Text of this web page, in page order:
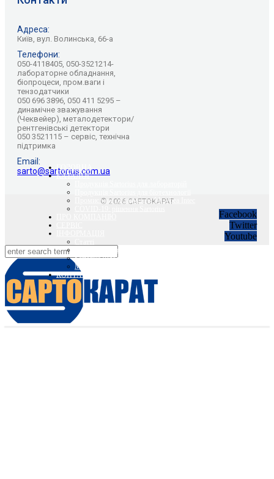
Адреса:
Київ, вул. Волинська, 66-а
Телефони:
050-4118405, 050-3521214-
лабораторне обладнання,
біопроцеси, пром.ваги і
тензодатчики
050 696 3896, 050 411 5295 –
динамічне зважування
(Чеквейер), металодетектори/
рентгенівські детектори
050 3521115 – сервіс, технічна
підтримка
Email:
sarto@sartorius.com.ua
© 2026 САРТОКАРАТ
Facebook
Twitter
Youtube
ГОЛОВНА
КАТАЛОГ
Промислове обладнання Minebea Intec
Вебінари Sartorius та Minebea Intec
Sartorius Відео
Minebea Intec Відео
КОНТАКТИ